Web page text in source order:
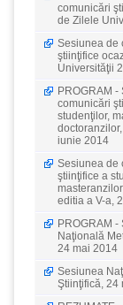
comunicări
de Zilele
Sesiunea de
ştiinţifice
Universităţii
PROGRAM
comunicări
studenţilor,
iunie 2014
Sesiunea de
ştiinţifice a
editia a V-a,
PROGRAM
Naţională
24 mai 2014
Sesiunea
Ştiinţifică, 24